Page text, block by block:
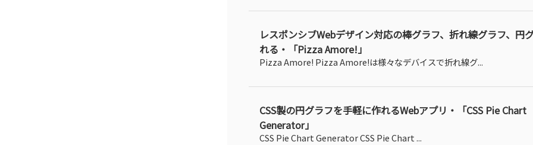
レスポンシブWebデザイン対応の棒グラフ、折れ線グラフ、円
れる・「Pizza Amore!」
Pizza Amore! Pizza Amore!は様々なデバイスで折れ線グ...
CSS製の円グラフを手軽に作れるWebアプリ・「CSS Pie Chart
Generator」
CSS Pie Chart Generator CSS Pie Chart ...